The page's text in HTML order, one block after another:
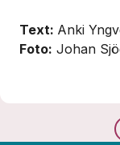
Text: Anki
Foto: Johan